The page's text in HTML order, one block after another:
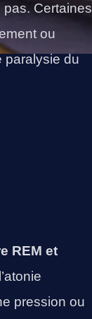
Certaines
ou
paralysie du
REM et
pression ou